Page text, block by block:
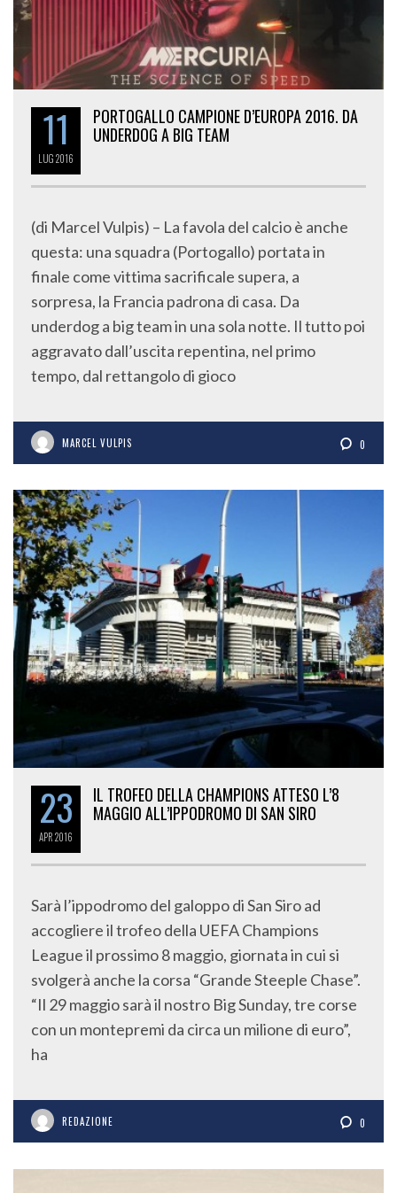
11
LUG2016
PORTOGALLO CAMPIONE D’EUROPA 2016. DA
UNDERDOG A BIG TEAM
(di Marcel Vulpis) – La favola del calcio è anche
questa: una squadra (Portogallo) portata in
finale come vittima sacrificale supera, a
sorpresa, la Francia padrona di casa. Da
underdog a big team in una sola notte. Il tutto poi
aggravato dall’uscita repentina, nel primo
tempo, dal rettangolo di gioco
MARCEL VULPIS 0
23
APR2016
IL TROFEO DELLA CHAMPIONS ATTESO L’8
MAGGIO ALL’IPPODROMO DI SAN SIRO
Sarà l’ippodromo del galoppo di San Siro ad
accogliere il trofeo della UEFA Champions
League il prossimo 8 maggio, giornata in cui si
svolgerà anche la corsa “Grande Steeple Chase”.
“Il 29 maggio sarà il nostro Big Sunday, tre corse
con un montepremi da circa un milione di euro”,
ha
REDAZIONE 0